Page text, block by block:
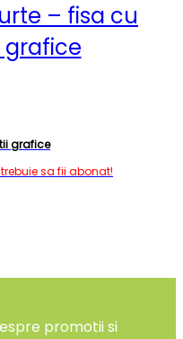
– fisa cu
grafice
grafice
sa fii abonat!
promotii si